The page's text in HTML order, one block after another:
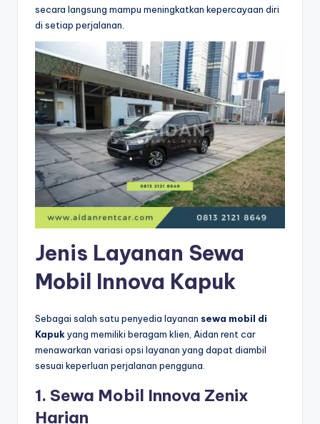
secara langsung mampu meningkatkan kepercayaan diri
di setiap perjalanan.
Jenis Layanan Sewa
Mobil Innova Kapuk
Sebagai salah satu penyedia layanan sewa mobil di
Kapukyang memiliki beragam klien, Aidan rent car
menawarkan variasi opsi layanan yang dapat diambil
sesuai keperluan perjalanan pengguna.
1. Sewa Mobil Innova Zenix
Harian